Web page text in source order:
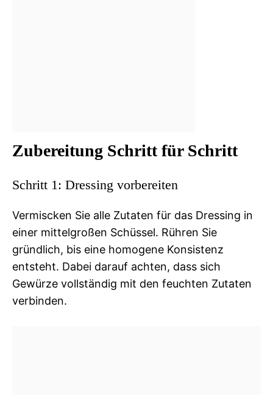
Zubereitung Schritt für Schritt
Schritt 1: Dressing vorbereiten
Vermiscken Sie alle Zutaten für das Dressing in
einer mittelgroßen Schüssel. Rühren Sie
gründlich, bis eine homogene Konsistenz
entsteht. Dabei darauf achten, dass sich
Gewürze vollständig mit den feuchten Zutaten
verbinden.